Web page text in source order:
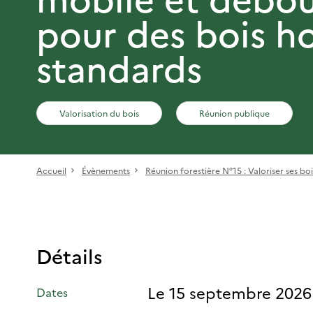
pour des bois
standards
Valorisation du bois Réunion publique
Accueil Évènements Réunion forestière N°15 : Valoriser ses
Détails
Dates Le 15 septembre 2026